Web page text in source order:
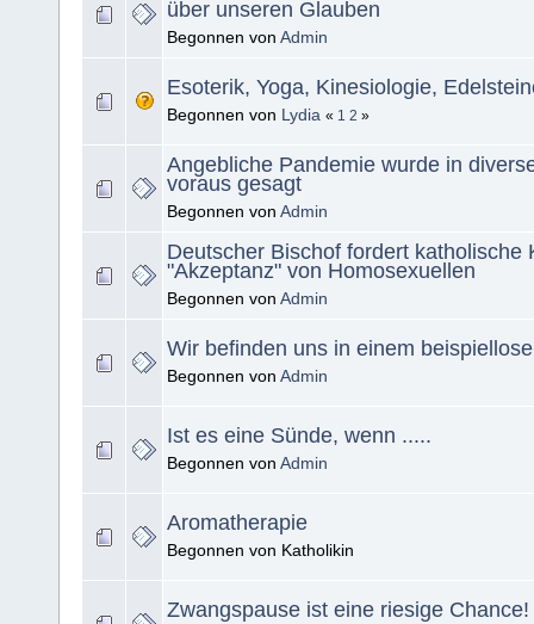
über unseren Glauben
Begonnen von Admin
Esoterik, Yoga, Kinesiologie,
Begonnen von Lydia « 1 2 »
Angebliche Pandemie wurde in
voraus gesagt
Begonnen von Admin
Deutscher Bischof fordert katholische
"Akzeptanz" von Homosexuellen
Begonnen von Admin
Wir befinden uns in einem
Begonnen von Admin
Ist es eine Sünde, wenn .....
Begonnen von Admin
Aromatherapie
Begonnen von Katholikin
Zwangspause ist eine riesige Chance!